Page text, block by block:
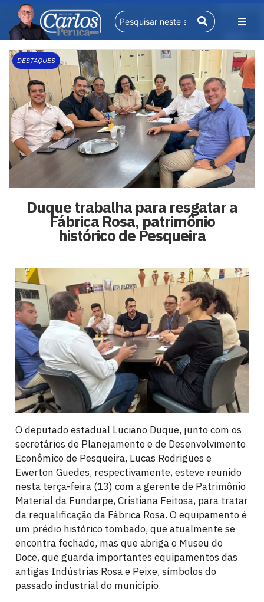
DESTAQUES
Duque trabalha para resgatar a
Fábrica Rosa, patrimônio
histórico de Pesqueira
O deputado estadual Luciano Duque, junto com os
secretários de Planejamento e de Desenvolvimento
Econômico de Pesqueira, Lucas Rodrigues e
Ewerton Guedes, respectivamente, esteve reunido
nesta terça-feira (13) com a gerente de Patrimônio
Material da Fundarpe, Cristiana Feitosa, para tratar
da requalificação da Fábrica Rosa. O equipamento é
um prédio histórico tombado, que atualmente se
encontra fechado, mas que abriga o Museu do
Doce, que guarda importantes equipamentos das
antigas Indústrias Rosa e Peixe, símbolos do
passado industrial do município.